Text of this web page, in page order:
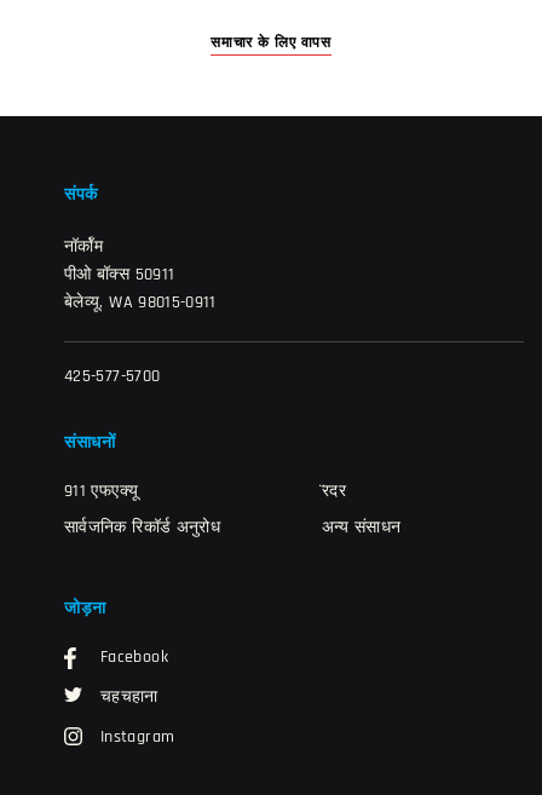
समाचार के लिए वापस
संपर्क
नॉर्कॉम
पीओ बॉक्स 50911
बेलेव्यू, WA 98015-0911
425-577-5700
संसाधनों
911 एफएक्यू
सार्वजनिक रिकॉर्ड अनुरोध
̈रदर
अन्य संसाधन
जोड़ना
Facebook
चहचहाना
Instagram